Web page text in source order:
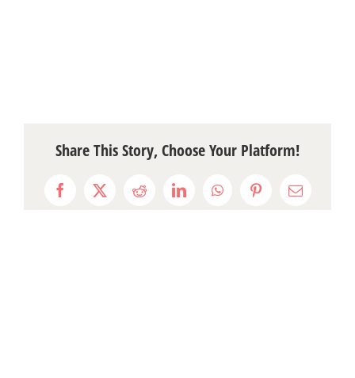
Share This Story, Choose Your Platform!
Facebook
X RedditLinkedInWhatsAppPinterestEmail